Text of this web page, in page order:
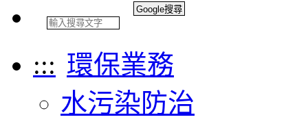
::: 環保業務
水污染防治